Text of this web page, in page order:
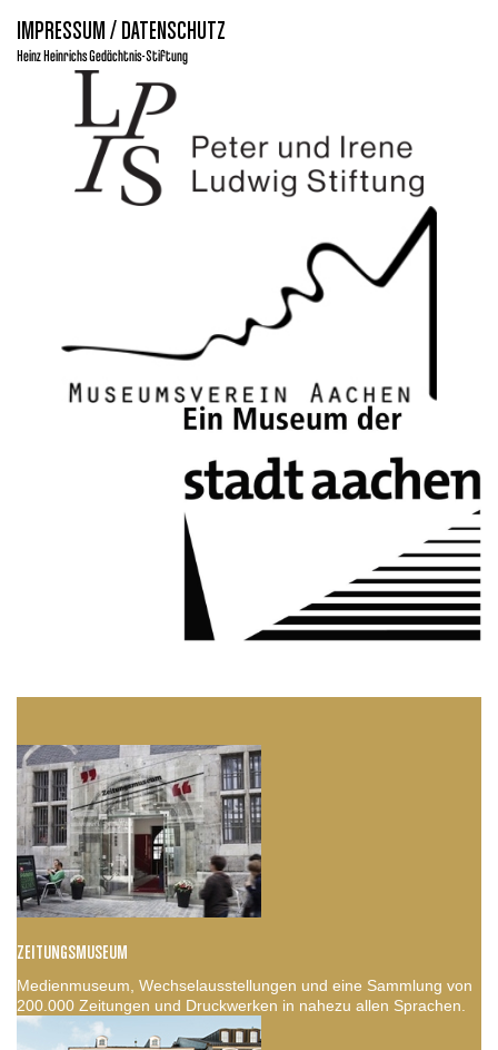
IMPRESSUM / DATENSCHUTZ
Heinz Heinrichs Gedächtnis-Stiftung
ZEITUNGSMUSEUM
Medienmuseum, Wechselausstellungen und eine Sammlung von
200.000 Zeitungen und Druckwerken in nahezu allen Sprachen.